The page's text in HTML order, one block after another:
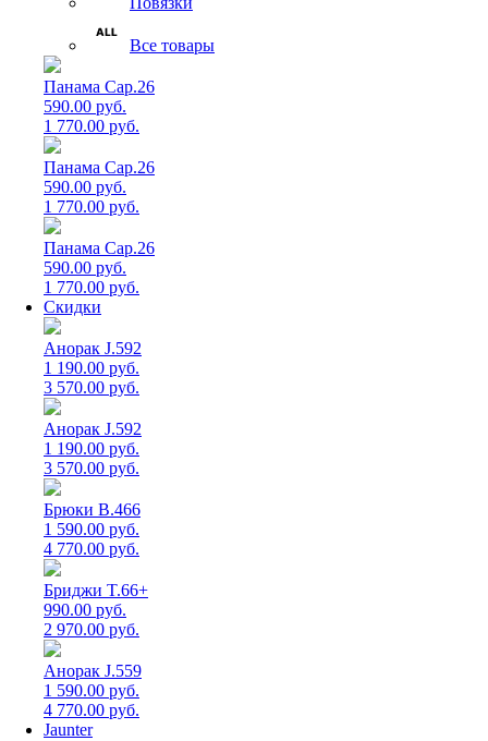
Все товары
Панама Cap.26
590.00 руб.
1 770.00 руб.
Панама Cap.26
590.00 руб.
1 770.00 руб.
Панама Cap.26
590.00 руб.
1 770.00 руб.
Скидки
Анорак J.592
1 190.00 руб.
3 570.00 руб.
Анорак J.592
1 190.00 руб.
3 570.00 руб.
Брюки B.466
1 590.00 руб.
4 770.00 руб.
Бриджи T.66+
990.00 руб.
2 970.00 руб.
Анорак J.559
1 590.00 руб.
4 770.00 руб.
Jaunter